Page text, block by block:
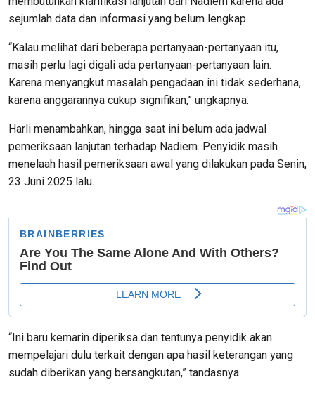
sejumlah data dan informasi yang belum lengkap.
“Kalau melihat dari beberapa pertanyaan-pertanyaan itu,
masih perlu lagi digali ada pertanyaan-pertanyaan lain.
Karena menyangkut masalah pengadaan ini tidak sederhana,
karena anggarannya cukup signifikan,” ungkapnya.
Harli menambahkan, hingga saat ini belum ada jadwal
pemeriksaan lanjutan terhadap Nadiem. Penyidik masih
menelaah hasil pemeriksaan awal yang dilakukan pada Senin,
23 Juni 2025 lalu.
“Ini baru kemarin diperiksa dan tentunya penyidik akan
mempelajari dulu terkait dengan apa hasil keterangan yang
sudah diberikan yang bersangkutan,” tandasnya.